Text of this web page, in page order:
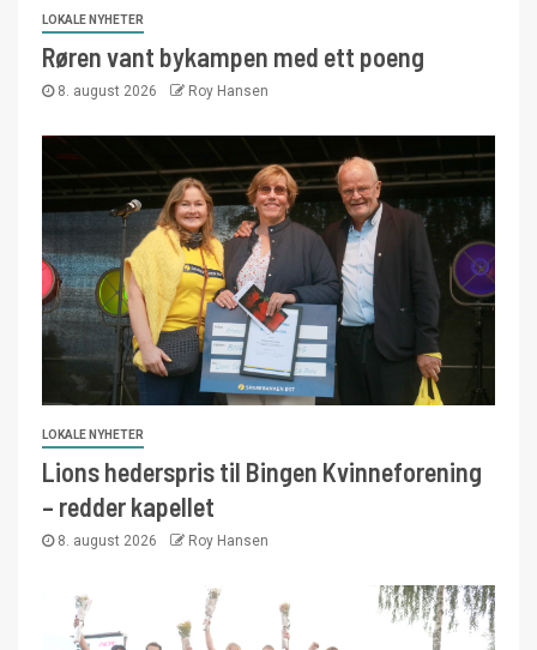
LOKALE NYHETER
Røren vant bykampen med ett poeng
8. august 2026 Roy Hansen
LOKALE NYHETER
Lions hederspris til Bingen Kvinneforening
– redder kapellet
8. august 2026 Roy Hansen